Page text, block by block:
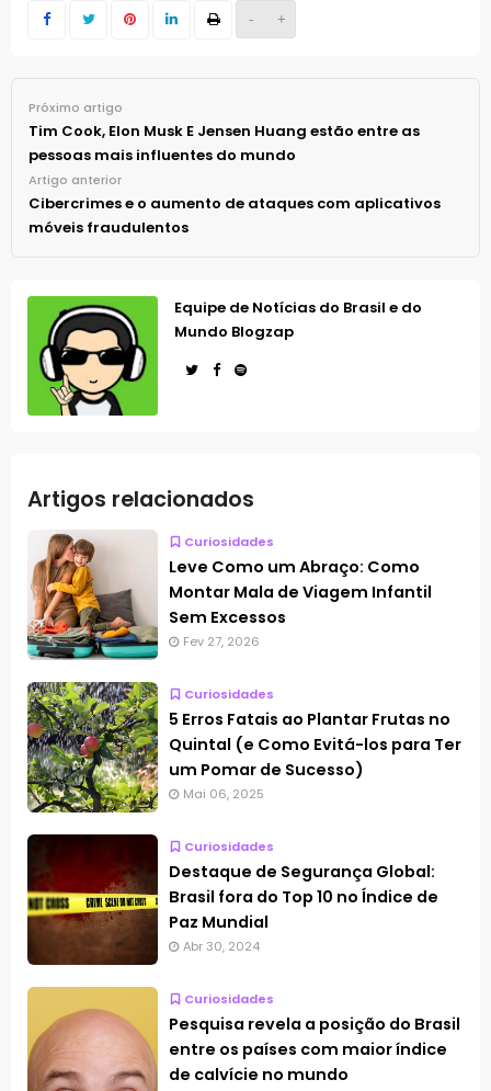
- +
Próximo artigo
Tim Cook, Elon Musk E Jensen Huang estão entre as
pessoas mais influentes do mundo
Artigo anterior
Cibercrimes e o aumento de ataques com aplicativos
móveis fraudulentos
Equipe de Notícias do Brasil e do
Mundo Blogzap
Artigos relacionados
Curiosidades
Leve Como um Abraço: Como
Montar Mala de Viagem Infantil
Sem Excessos
Fev 27, 2026
Curiosidades
5 Erros Fatais ao Plantar Frutas no
Quintal (e Como Evitá-los para Ter
um Pomar de Sucesso)
Mai 06, 2025
Curiosidades
Destaque de Segurança Global:
Brasil fora do Top 10 no Índice de
Paz Mundial
Abr 30, 2024
Curiosidades
Pesquisa revela a posição do Brasil
entre os países com maior índice
de calvície no mundo